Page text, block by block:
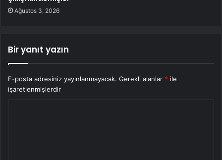
Ağustos 3, 2026
Bir yanıt yazın
E-posta adresiniz yayınlanmayacak. Gerekli alanlar * ile
işaretlenmişlerdir